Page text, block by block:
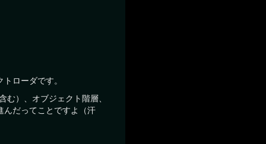
ローダです。
む）、オブジェクト階層、
んだってことですよ（汗